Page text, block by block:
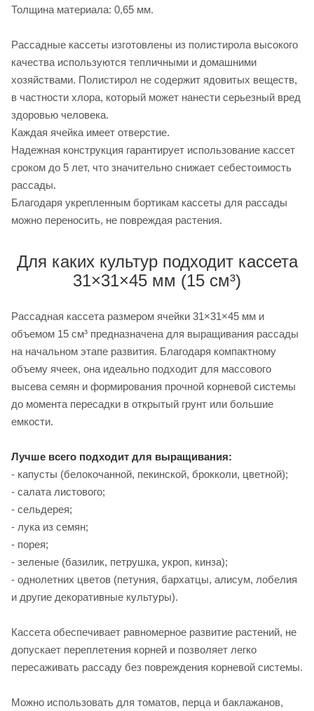
Толщина материала: 0,65 мм.
Рассадные кассеты изготовлены из полистирола высокого
качества используются тепличными и домашними
хозяйствами. Полистирол не содержит ядовитых веществ,
в частности хлора, который может нанести серьезный вред
здоровью человека.
Каждая ячейка имеет отверстие.
Надежная конструкция гарантирует использование кассет
сроком до 5 лет, что значительно снижает себестоимость
рассады.
Благодаря укрепленным бортикам кассеты для рассады
можно переносить, не повреждая растения.
Для каких культур подходит кассета
31×31×45 мм (15 см³)
Рассадная кассета размером ячейки 31×31×45 мм и
объемом 15 см³ предназначена для выращивания рассады
на начальном этапе развития. Благодаря компактному
объему ячеек, она идеально подходит для массового
высева семян и формирования прочной корневой системы
до момента пересадки в открытый грунт или большие
емкости.
Лучше всего подходит для выращивания:
- капусты (белокочанной, пекинской, брокколи, цветной);
- салата листового;
- сельдерея;
- лука из семян;
- порея;
- зеленые (базилик, петрушка, укроп, кинза);
- однолетних цветов (петуния, бархатцы, алисум, лобелия
и другие декоративные культуры).
Кассета обеспечивает равномерное развитие растений, не
допускает переплетения корней и позволяет легко
пересаживать рассаду без повреждения корневой системы.
Можно использовать для томатов, перца и баклажанов,